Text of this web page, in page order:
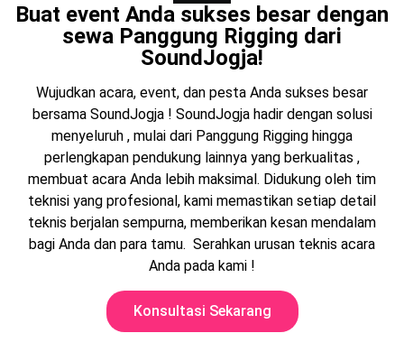
Buat event Anda sukses besar dengan
sewa Panggung Rigging dari
SoundJogja!
Wujudkan acara, event, dan pesta Anda sukses besar
bersama SoundJogja ! SoundJogja hadir dengan solusi
menyeluruh , mulai dari Panggung Rigging hingga
perlengkapan pendukung lainnya yang berkualitas ,
membuat acara Anda lebih maksimal. Didukung oleh tim
teknisi yang profesional, kami memastikan setiap detail
teknis berjalan sempurna, memberikan kesan mendalam
bagi Anda dan para tamu. Serahkan urusan teknis acara
Anda pada kami !
Konsultasi Sekarang